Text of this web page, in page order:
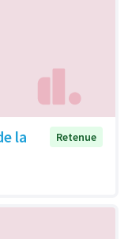
la
Retenue